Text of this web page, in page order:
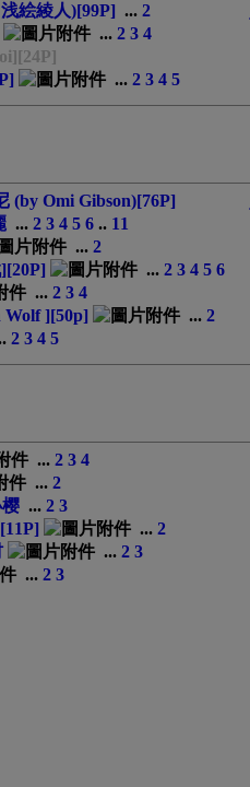
絵綾人)[99P] ... 2
... 2 3 4
... 2 3 4 5
(by Omi Gibson)[76P]
... 2 3 4 5 6.. 11
... 2
... 2 3 4 5 6
... 2 3 4
][50p] ... 2
2 3 4 5
... 2 3 4
... 2
... 2 3
... 2
... 2 3
... 2 3